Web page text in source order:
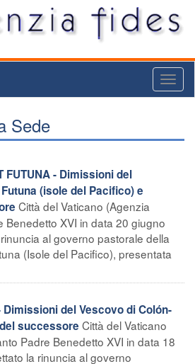
Sede
FUTUNA - Dimissioni del
(isole del Pacifico) e
Città del Vaticano (Agenzia
Benedetto XVI in data 20 giugno
al governo pastorale della
(Isole del Pacifico), presentata
Dimissioni del Vescovo di Colón-
successore Città del Vaticano
Padre Benedetto XVI in data 18
la rinuncia al governo